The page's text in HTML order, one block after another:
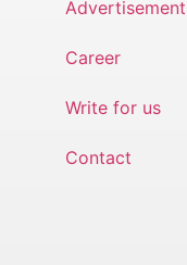
Advertisement
Career
Write for us
Contact